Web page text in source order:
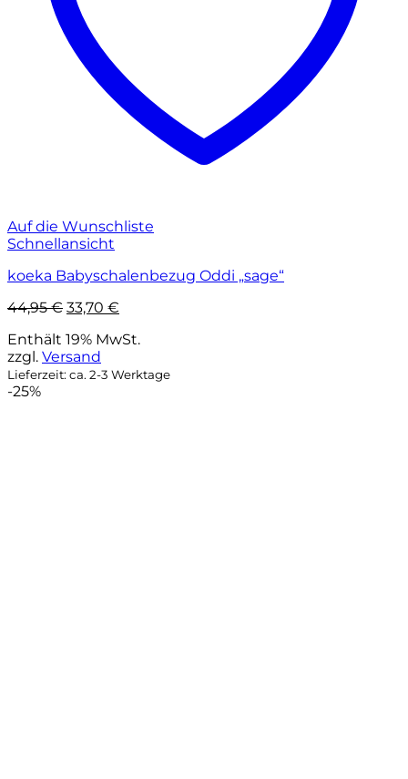
Auf die Wunschliste
Schnellansicht
koeka Babyschalenbezug Oddi „sage“
44,95€ Ursprünglicher
war:
44,95 €
33,70 €
ist:
Enthält 19% MwSt.
zzgl. Versand
Lieferzeit: ca. 2-3 Werktage
-25%